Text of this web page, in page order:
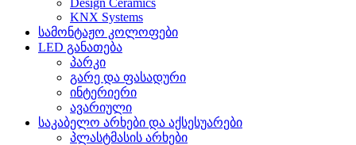
Design Ceramics
KNX Systems
სამონტაჟო კოლოფები
LED განათება
პარკი
გარე და ფასადური
ინტერიერი
ავარიული
საკაბელო არხები და აქსესუარები
პლასტმასის არხები